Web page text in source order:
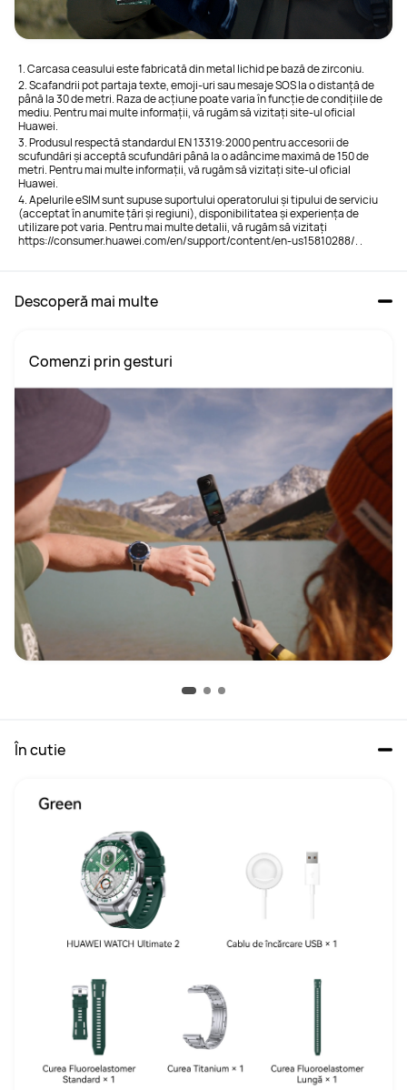
1. Carcasa ceasului este fabricată din metal lichid pe bază de zirconiu.
2. Scafandrii pot partaja texte, emoji-uri sau mesaje SOS la o distanță de
până la 30 de metri. Raza de acțiune poate varia în funcție de condițiile de
mediu. Pentru mai multe informații, vă rugăm să vizitați site-ul oficial
Huawei.
3. Produsul respectă standardul EN 13319:2000 pentru accesorii de
scufundări și acceptă scufundări până la o adâncime maximă de 150 de
metri. Pentru mai multe informații, vă rugăm să vizitați site-ul oficial
Huawei.
4. Apelurile eSIM sunt supuse suportului operatorului și tipului de serviciu
(acceptat în anumite țări și regiuni), disponibilitatea și experiența de
utilizare pot varia. Pentru mai multe detalii, vă rugăm să vizitați
https://consumer.huawei.com/en/support/content/en-us15810288/. .
Descoperă mai multe
Comenzi prin gesturi
În cutie